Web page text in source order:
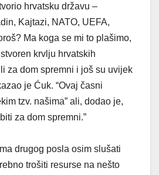
hrvatsku državu –
Kajtazi, NATO, UEFA,
Ma koga se mi to plašimo,
krvlju hrvatskih
za dom spremni i još su uvijek
je Ćuk. “Ovaj časni
tzv. našima” ali, dodao je,
za dom spremni.”
drugog posla osim slušati
trošiti resurse na nešto